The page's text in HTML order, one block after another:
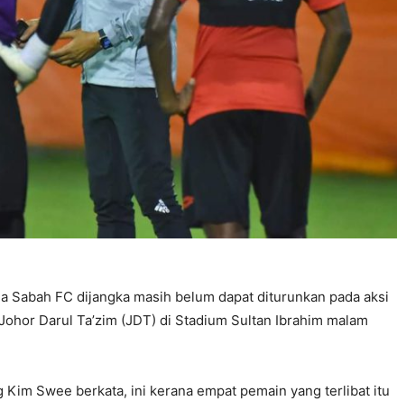
Sabah FC dijangka masih belum dapat diturunkan pada aksi
Darul Ta’zim (JDT) di Stadium Sultan Ibrahim malam
Kim Swee berkata, ini kerana empat pemain yang terlibat itu